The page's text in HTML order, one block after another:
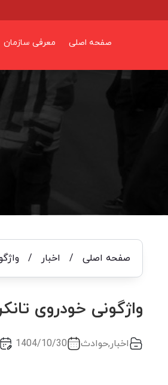
صفحه اصلی معرفی سازمان
صفحه اصلی / اخبار /
واژگونی خودروی
اخبار,حوادث 1404/10/30